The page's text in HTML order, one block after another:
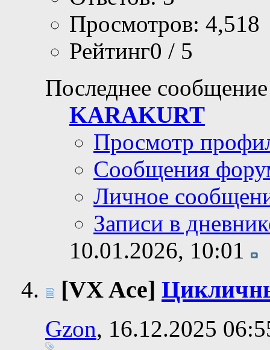
Просмотров: 4,518
Рейтинг0 / 5
Последнее
KARAKURT
Просмотр
Сообщения
Личное
Записи в
10.01.2026, 10:01
[VX Ace]
Gzon, 16.12.2025